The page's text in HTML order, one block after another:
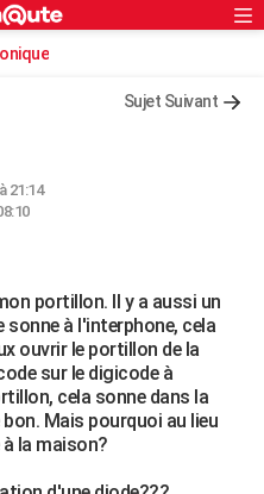
Sujet Suivant
21:14
portillon. Il y a aussi un
sonne à l'interphone, cela
ouvrir le portillon de la
sur le digicode à
cela sonne dans la
Mais pourquoi au lieu
la maison?